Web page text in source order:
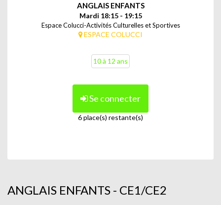
ANGLAIS ENFANTS
Mardi 18:15 - 19:15
Espace Colucci-Activités Culturelles et Sportives
ESPACE COLUCCI
10 à 12 ans
Se connecter
6 place(s) restante(s)
ANGLAIS ENFANTS - CE1/CE2